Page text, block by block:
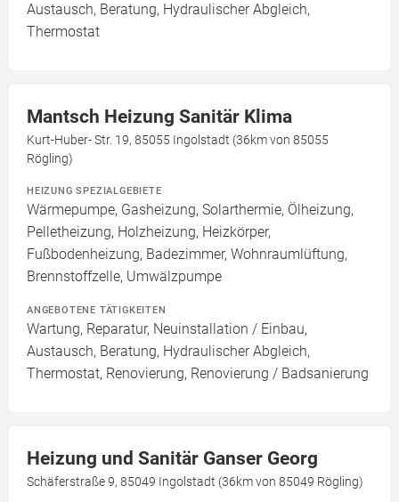
Austausch, Beratung, Hydraulischer Abgleich,
Thermostat
Mantsch Heizung Sanitär Klima
Kurt-Huber- Str. 19, 85055 Ingolstadt (36km von 85055
Rögling)
HEIZUNG SPEZIALGEBIETE
Wärmepumpe, Gasheizung, Solarthermie, Ölheizung,
Pelletheizung, Holzheizung, Heizkörper,
Fußbodenheizung, Badezimmer, Wohnraumlüftung,
Brennstoffzelle, Umwälzpumpe
ANGEBOTENE TÄTIGKEITEN
Wartung, Reparatur, Neuinstallation / Einbau,
Austausch, Beratung, Hydraulischer Abgleich,
Thermostat, Renovierung, Renovierung / Badsanierung
Heizung und Sanitär Ganser Georg
Schäferstraße 9, 85049 Ingolstadt (36km von 85049 Rögling)